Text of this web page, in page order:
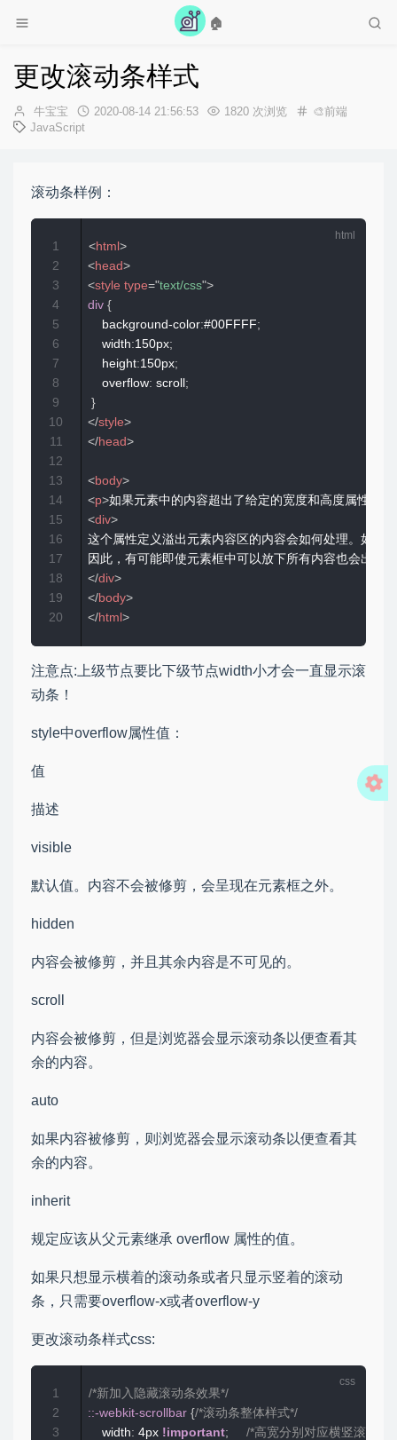
🏠
更改滚动条样式
作
者：
牛宝宝
发
2020-08-14 21:56:53 1820 次浏览
🎨前端
JavaScript
滚动条样例：
<html>
<head>
<style type="text/css">
div {
    background-color
:#00FFFF;
    width
:150px;
    height
:150px;
    overflow
: scroll ;
}
</style>
</head>
<body>
<p>如果元素中的内容超出了给定的宽度和高度属性，
<div>
这个属性定义溢出元素内容区的内容会如何处理。如果
</div>
</body>
</html >
1
2
3
4
5
6
7
8
9
10
11
12
13
14
15
16
17
18
19
20
注意点:上级节点要比下级节点width小才会一直显示滚
动条！
style中overflow属性值：
值
描述
visible
默认值。内容不会被修剪，会呈现在元素框之外。
hidden
内容会被修剪，并且其余内容是不可见的。
scroll
内容会被修剪，但是浏览器会显示滚动条以便查看其
余的内容。
auto
如果内容被修剪，则浏览器会显示滚动条以便查看其
余的内容。
inherit
规定应该从父元素继承 overflow 属性的值。
如果只想显示横着的滚动条或者只显示竖着的滚动
条，只需要overflow-x或者overflow-y
更改滚动条样式css:
/*新加入隐藏滚动条效果*/
::-webkit-scrollbar {/*滚动条整体样式*/
    width
: 4px !important;
/*高宽分别对应横竖滚动条
1
2
3